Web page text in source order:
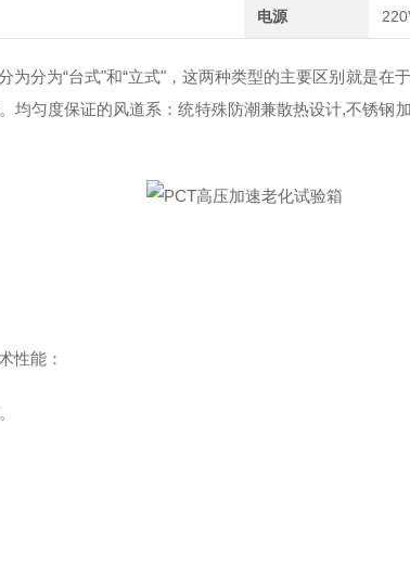
电源
为分为“台式"和“立式"，这两种类型的主要区别就是在
均匀度保证的风道系：统特殊防潮兼散热设计,不锈钢
性能：